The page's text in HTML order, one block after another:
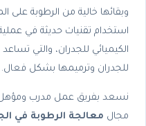
وبقائها خالية من الرطوبة
استخدام تقنيات حديثة في
الكيميائي للجدران، والتي تساعد
للجدران وترميمها بشكل فعال.
نسعد بفريق عمل مدرب
مجال معالجة الرطوبة في